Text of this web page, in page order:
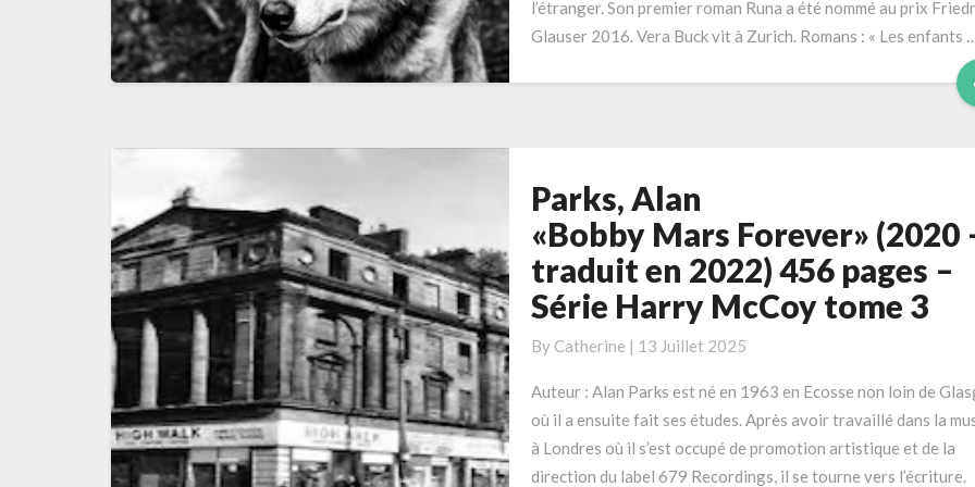
l’étranger. Son premier roman Runa a été nommé au prix
Glauser 2016. Vera Buck vit à Zurich. Romans : « Les enfants
Parks,
Alan
«Bobby Mars Forever»
(2020
–
en
2022)
456
pages
Parks, Alan
«Bobby Mars Forever» (2020
traduit en 2022) 456 pages –
Série Harry McCoy tome 3
By Catherine | 13 Juillet 2025
Auteur : Alan Parks est né en 1963 en Ecosse non loin de
où il a ensuite fait ses études. Après avoir travaillé dans la
à Londres où il s’est occupé de promotion artistique et de la
direction du label 679 Recordings, il se tourne vers l’écriture.